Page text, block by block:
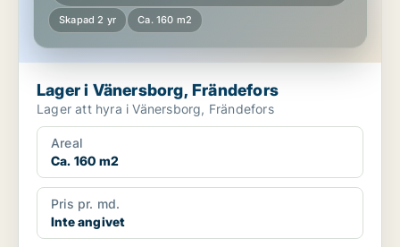
Skapad 2 yr Ca. 160 m2
Lager i Vänersborg, Frändefors
Lager att hyra i Vänersborg, Frändefors
Areal
Ca. 160 m2
Pris pr. md.
Inte angivet